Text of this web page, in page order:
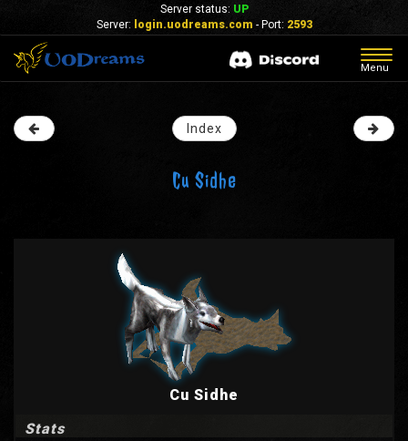
Server status: UP
Server:
login.uodreams.com - Port: 2593
Menu
Index
Cu Sidhe
Cu Sidhe
Stats